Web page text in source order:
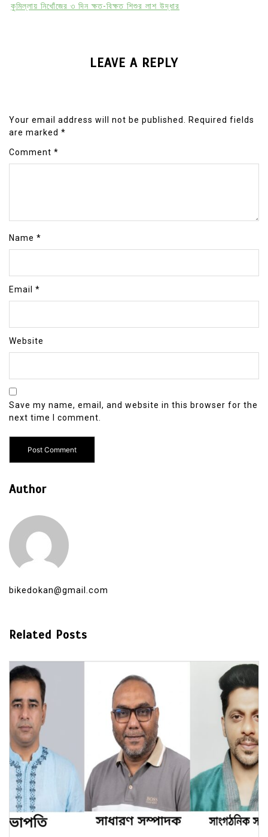
কুমিল্লায় নিখোঁজের ৩ দিন ক্ষত-বিক্ষত শিশুর লাশ উদ্ধার
LEAVE A REPLY
Your email address will not be published.
Required fields
are marked *
Comment *
Name *
Email *
Website
Save my name, email, and website in this browser for the
next time I comment.
Author
bikedokan@gmail.com
Related Posts